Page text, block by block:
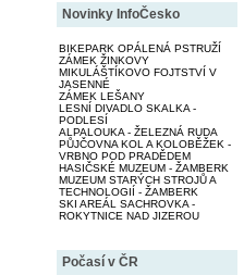
Novinky InfoČesko
BIKEPARK OPÁLENÁ PSTRUŽÍ
ZÁMEK ŽINKOVY
MIKULÁŠTÍKOVO FOJTSTVÍ V
JASENNÉ
ZÁMEK LEŠANY
LESNÍ DIVADLO SKALKA -
PODLESÍ
ALPALOUKA - ŽELEZNÁ RUDA
PŮJČOVNA KOL A KOLOBĚŽEK -
VRBNO POD PRADĚDEM
HASIČSKÉ MUZEUM - ŽAMBERK
MUZEUM STARÝCH STROJŮ A
TECHNOLOGIÍ - ŽAMBERK
SKI AREÁL SACHROVKA -
ROKYTNICE NAD JIZEROU
Počasí v ČR